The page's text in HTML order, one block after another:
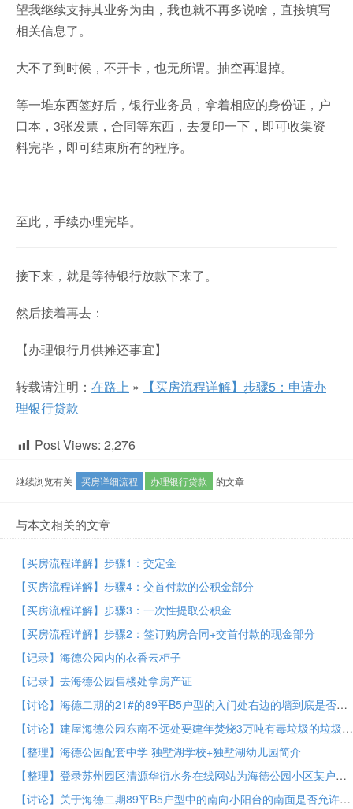
望我继续支持其业务为由，我也就不再多说啥，直接填写
相关信息了。
大不了到时候，不开卡，也无所谓。抽空再退掉。
等一堆东西签好后，银行业务员，拿着相应的身份证，户
口本，3张发票，合同等东西，去复印一下，即可收集资
料完毕，即可结束所有的程序。
至此，手续办理完毕。
接下来，就是等待银行放款下来了。
然后接着再去：
【办理银行月供摊还事宜】
转载请注明： 在路上 »
【买房流程详解】步骤5：申请办
理银行贷款
Post Views: 2,276
继续浏览有关 买房详细流程 办理银行贷款 的文章
与本文相关的文章
【买房流程详解】步骤1：交定金
【买房流程详解】步骤4：交首付款的公积金部分
【买房流程详解】步骤3：一次性提取公积金
【买房流程详解】步骤2：签订购房合同+交首付款的现金部分
【记录】海德公园内的衣香云柜子
【记录】去海德公园售楼处拿房产证
【讨论】海德二期的21#的89平B5户型的入门处右边的墙到底是否是承重墙
【讨论】建屋海德公园东南不远处要建年焚烧3万吨有毒垃圾的垃圾处理厂
【整理】海德公园配套中学 独墅湖学校+独墅湖幼儿园简介
【整理】登录苏州园区清源华衍水务在线网站为海德公园小区某户去在线查看和缴纳水费
【讨论】关于海德二期89平B5户型中的南向小阳台的南面是否允许封